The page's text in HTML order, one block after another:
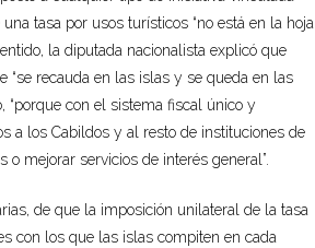
tasa por usos turísticos “no está en la hoja
la diputada nacionalista explicó que
“se recauda en las islas y se queda en las
“porque con el sistema fiscal único y
a los Cabildos y al resto de instituciones de
mejorar servicios de interés general”.
de que la imposición unilateral de la tasa
con los que las islas compiten en cada